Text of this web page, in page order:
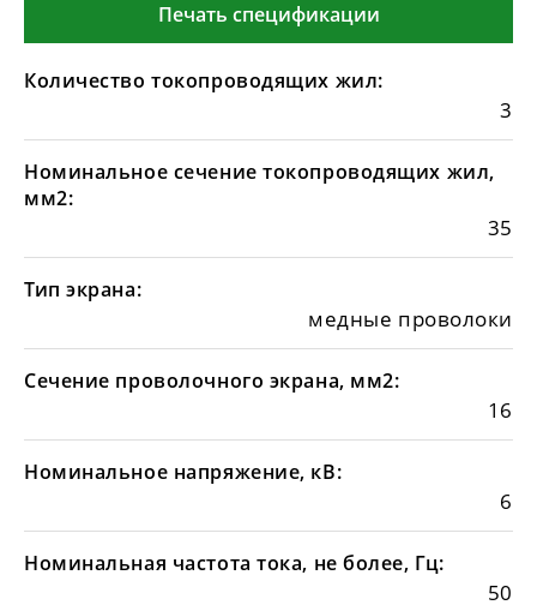
Печать спецификации
Количество токопроводящих жил:
3
Номинальное сечение токопроводящих жил,
мм2:
35
Тип экрана:
медные проволоки
Сечение проволочного экрана, мм2:
16
Номинальное напряжение, кВ:
6
Номинальная частота тока, не более, Гц:
50